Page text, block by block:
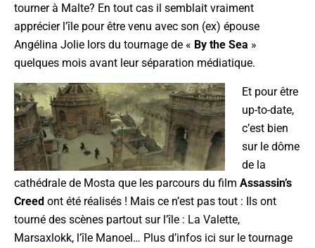
tourner à Malte? En tout cas il semblait vraiment
apprécier l’île pour être venu avec son (ex) épouse
Angélina Jolie lors du tournage de « By the Sea »
quelques mois avant leur séparation médiatique.
Et pour être
up-to-date,
c’est bien
sur le dôme
de la
cathédrale de Mosta que les parcours du film Assassin’s
Creed ont été réalisés ! Mais ce n’est pas tout : Ils ont
tourné des scènes partout sur l’île : La Valette,
Marsaxlokk, l’île Manoel… Plus d’infos ici sur le tournage